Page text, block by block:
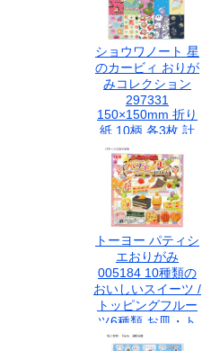
ショウワノート 星
のカービィ おりが
みコレクション
297331
150×150mm 折り
紙 10柄 各3枚 計
30枚入 ラッピング
折り図付き ギフト
ボックス バスケッ
ト 折紙 キャラクタ
ー 知育 工作 幼児
キッズ 日本製
トーヨー パティシ
エおりがみ
005184 10種類の
おいしいスイーツ /
トッピングフルー
ツ6種類 お皿・ト
ング・ケーキBOX